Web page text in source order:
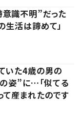
識不明”だった
生活は諦めて」
いた4歳の男の
姿”に…「似てる
て産まれたのです